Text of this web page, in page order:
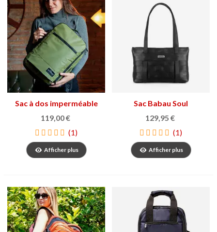
Sac à dos imperméable
StiviBags
119,00 €
(1)
Afficher plus
Sac Babau Soul
129,95 €
(1)
Afficher plus